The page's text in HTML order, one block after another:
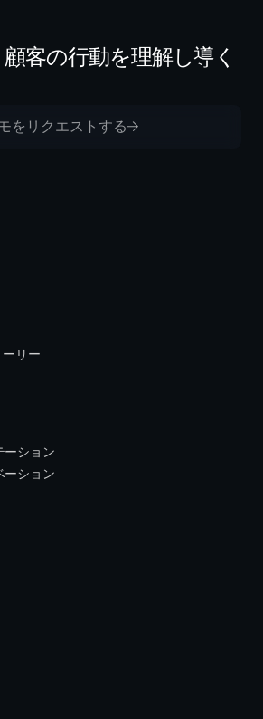
客の行動を理解し導く
をリクエストする
ーリー
ーション
ーション